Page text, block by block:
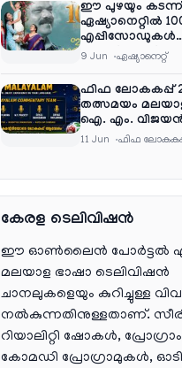
ഈ പുഴയും കടന്ന്
ഏഷ്യാനെറ്റിൽ
എപ്പിസോഡുകൾ
പൂർത്തിയാക്കി ,
രാത്രി 9:30 ന്
9 Jun ഏഷ്യാനെറ്റ്‌
ഫിഫ ലോകകപ്പ്
തത്സമയം
ഐ. എം.
ഷൈജു
11 Jun ഫിഫ
കേരള ടെലിവിഷൻ
ഈ ഓൺലൈൻ പോർട്ടൽ
മലയാള ഭാഷാ ടെലിവിഷൻ
ചാനലുകളെയും കുറിച്ചുള്ള
നൽകുന്നതിനുള്ളതാണ്.
റിയാലിറ്റി ഷോകൾ,
കോമഡി പ്രോഗ്രാമുകൾ,